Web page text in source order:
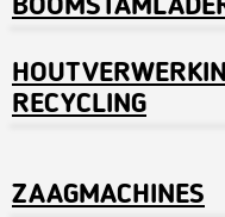
RECYCLING
ZAAGMACHINES